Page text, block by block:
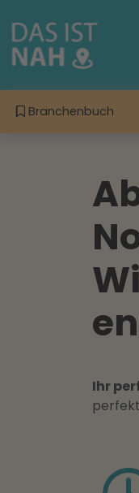
Branchenbuch
Ihr